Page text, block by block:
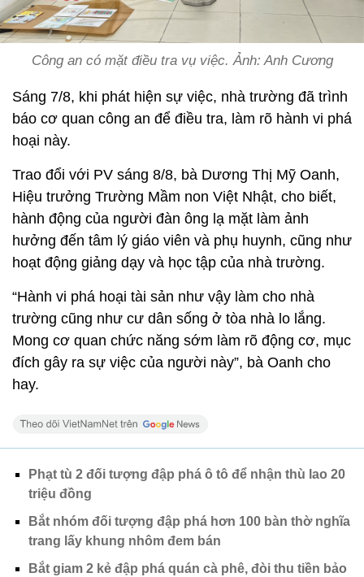
Công an có mặt điều tra vụ việc. Ảnh: Anh Cương
Sáng 7/8, khi phát hiện sự việc, nhà trường đã trình
báo cơ quan công an để điều tra, làm rõ hành vi phá
hoại này.
Trao đổi với PV sáng 8/8, bà Dương Thị Mỹ Oanh,
Hiệu trưởng Trường Mầm non Việt Nhật, cho biết,
hành động của người đàn ông lạ mặt làm ảnh
hưởng đến tâm lý giáo viên và phụ huynh, cũng như
hoạt động giảng dạy và học tập của nhà trường.
“Hành vi phá hoại tài sản như vậy làm cho nhà
trường cũng như cư dân sống ở tòa nhà lo lắng.
Mong cơ quan chức năng sớm làm rõ động cơ, mục
đích gây ra sự việc của người này”, bà Oanh cho
hay.
Phạt tù 2 đối tượng đập phá ô tô để nhận thù lao 20
triệu đồng
Bắt nhóm đối tượng đập phá hơn 100 bàn thờ nghĩa
trang lấy khung nhôm đem bán
Bắt giam 2 kẻ đập phá quán cà phê, đòi thu tiền bảo